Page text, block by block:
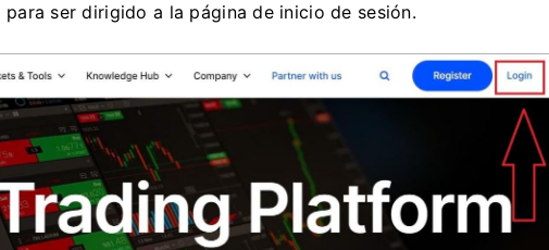
ser dirigido a la página de inicio de sesión.